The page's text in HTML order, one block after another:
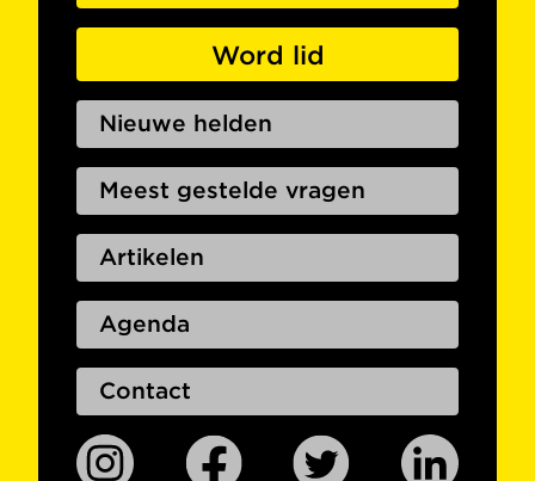
Word lid
Nieuwe helden
Meest gestelde vragen
Artikelen
Agenda
Contact